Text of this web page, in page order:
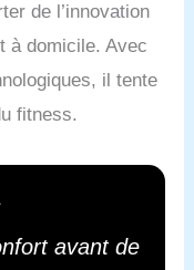
de l’innovation
à domicile. Avec
il tente
fitness.
avant de